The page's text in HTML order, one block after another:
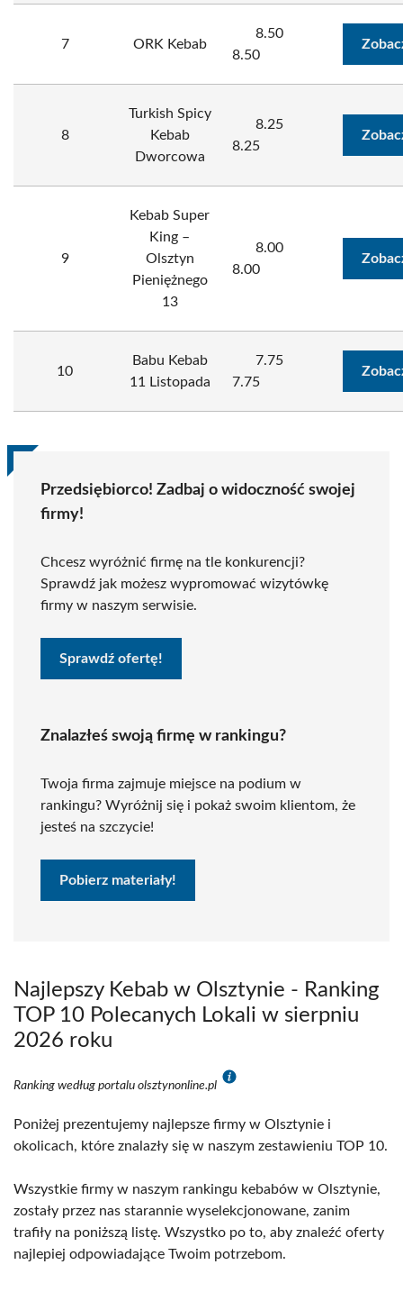
7 ORK Kebab
8.50
8.50
8
Turkish Spicy
Kebab
Dworcowa
8.25
8.25
9
Kebab Super
King –
Olsztyn
Pieniężnego
13
8.00
8.00
10
Babu Kebab
11 Listopada
7.75
7.75
Przedsiębiorco! Zadbaj o widoczność swojej
firmy!
Chcesz wyróżnić firmę na tle konkurencji?
Sprawdź jak możesz wypromować wizytówkę
firmy w naszym serwisie.
Sprawdź ofertę!
Znalazłeś swoją firmę w rankingu?
Twoja firma zajmuje miejsce na podium w
rankingu? Wyróżnij się i pokaż swoim klientom, że
jesteś na szczycie!
Pobierz materiały!
Najlepszy Kebab w Olsztynie - Ranking
TOP 10 Polecanych Lokali w sierpniu
2026 roku
Ranking według portalu olsztynonline.pl
Poniżej prezentujemy najlepsze firmy w Olsztynie i
okolicach, które znalazły się w naszym zestawieniu TOP 10.
Wszystkie firmy w naszym rankingu kebabów w Olsztynie,
zostały przez nas starannie wyselekcjonowane, zanim
trafiły na poniższą listę. Wszystko po to, aby znaleźć oferty
najlepiej odpowiadające Twoim potrzebom.